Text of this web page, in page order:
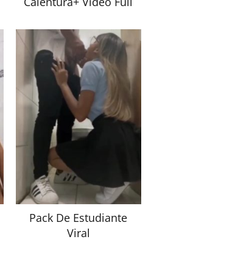
Pack De Estudiante
Viral